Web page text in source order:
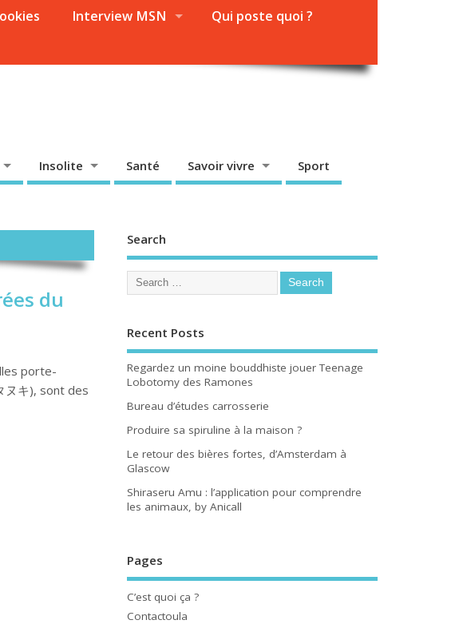
Interview MSN
Qui poste quoi ?
Insolite Santé Savoir vivre Sport
du
porte-
ヌキ), sont des
Search
Recent Posts
Regardez un moine bouddhiste jouer Teenage
Lobotomy des Ramones
Bureau d’études carrosserie
Produire sa spiruline à la maison ?
Le retour des bières fortes, d’Amsterdam à
Glascow
Shiraseru Amu : l’application pour comprendre
les animaux, by Anicall
Pages
C’est quoi ça ?
Contactoula